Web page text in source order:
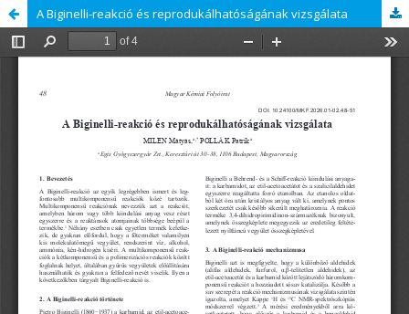
A Biginelli-reakció és reprodukálhatóságának vizsgálata